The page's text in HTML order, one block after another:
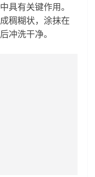
具有关键作用。
稠糊状，涂抹在
冲洗干净。